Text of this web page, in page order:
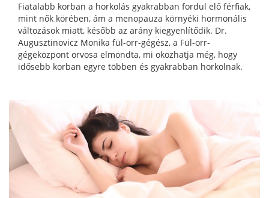
Fiatalabb korban a horkolás gyakrabban fordul elő férfiak,
mint nők körében, ám a menopauza környéki hormonális
változások miatt, később az arány kiegyenlítődik. Dr.
Augusztinovicz Monika fül-orr-gégész, a Fül-orr-
gégeközpont orvosa elmondta, mi okozhatja még, hogy
idősebb korban egyre többen és gyakrabban horkolnak.